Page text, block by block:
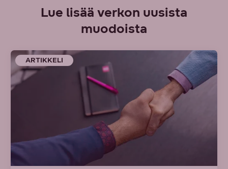
Lue lisää verkon uusista
muodoista
ARTIKKELI